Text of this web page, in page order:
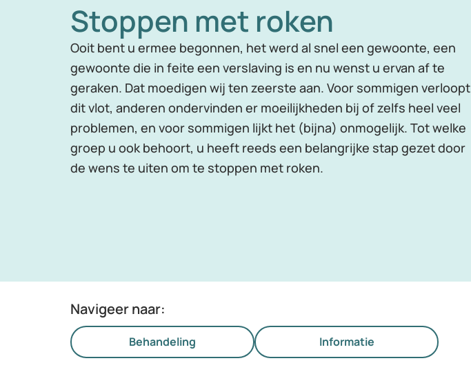
Stoppen met roken
Ooit bent u ermee begonnen, het werd al snel een gewoonte, een
gewoonte die in feite een verslaving is en nu wenst u ervan af te
geraken. Dat moedigen wij ten zeerste aan. Voor sommigen verloopt
dit vlot, anderen ondervinden er moeilijkheden bij of zelfs heel veel
problemen, en voor sommigen lijkt het (bijna) onmogelijk. Tot welke
groep u ook behoort, u heeft reeds een belangrijke stap gezet door
de wens te uiten om te stoppen met roken.
Navigeer naar:
Behandeling Informatie